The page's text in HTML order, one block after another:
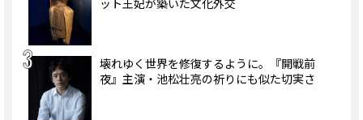
壊れゆく世界を修復するように。『開戦前
夜』主演・池松壮亮の祈りにも似た切実さ